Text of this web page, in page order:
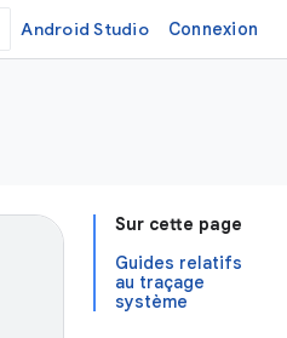
Android Studio Connexion
Sur cette page
Guides relatifs
au traçage
système